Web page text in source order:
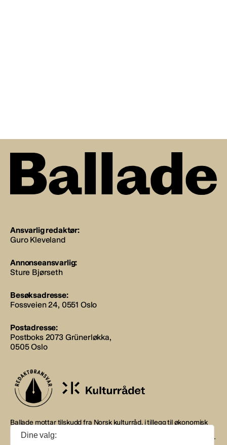
Ansvarlig redaktør:
Guro Kleveland
Annonseansvarlig:
Sture Bjørseth
Besøksadresse:
Fossveien 24, 0551 Oslo
Postadresse:
Postboks 2073 Grünerløkka,
0505 Oslo
Ballade mottar tilskudd fra Norsk kulturråd, i tillegg til økonomisk
støtte fra eierne NOPA, Norsk komponistforening og
Musikkforleggerne. Ballade drives etter Redaktør- og Vær Varsom-
Dine valg: